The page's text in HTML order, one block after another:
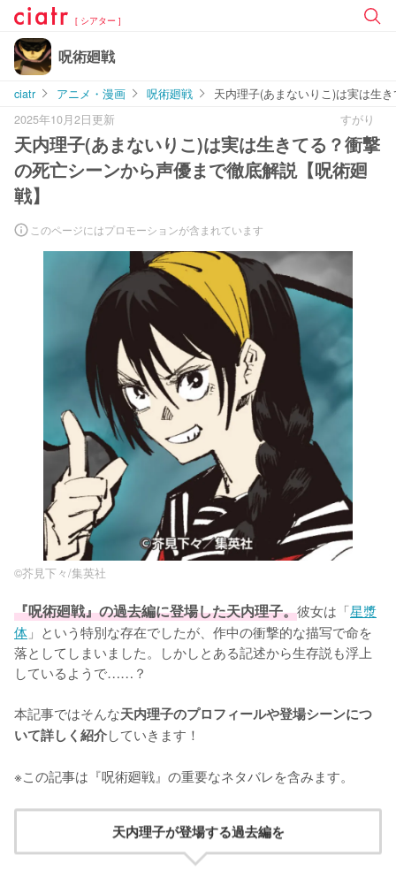
[ シアター ]
呪術廻戦
ciatr アニメ・漫画 呪術廻戦
天内理子(あまないりこ)は実は生
2025年10月2日更新
すがり
天内理子(あまないりこ)は実は生きてる？衝撃
の死亡シーンから声優まで徹底解説【呪術廻
戦】
このページにはプロモーションが含まれています
©︎芥見下々/集英社
『呪術廻戦』の過去編に登場した天内理子。彼女は「星漿
体 」という特別な存在でしたが、作中の衝撃的な描写で命を
落としてしまいました。しかしとある記述から生存説も浮上
しているようで……？
本記事ではそんな天内理子のプロフィールや登場シーンにつ
いて詳しく紹介していきます！
※この記事は『呪術廻戦』の重要なネタバレを含みます。
天内理子が登場する過去編を